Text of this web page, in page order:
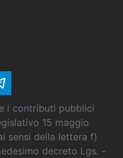
i contributi pubblici
15 maggio
sensi della lettera f)
decreto Lgs. -